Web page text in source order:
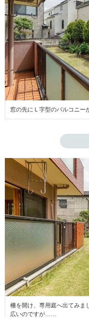
窓の先にＬ字型のバルコニー
柵を開け、専用庭へ出てみま
広いのですが……